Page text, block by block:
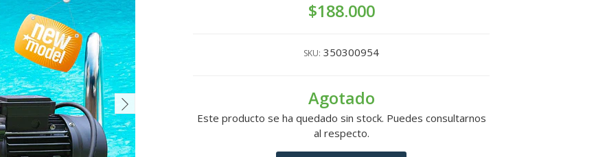
$188.000
SKU: 350300954
Agotado
Este producto se ha quedado sin stock. Puedes consultarnos
al respecto.